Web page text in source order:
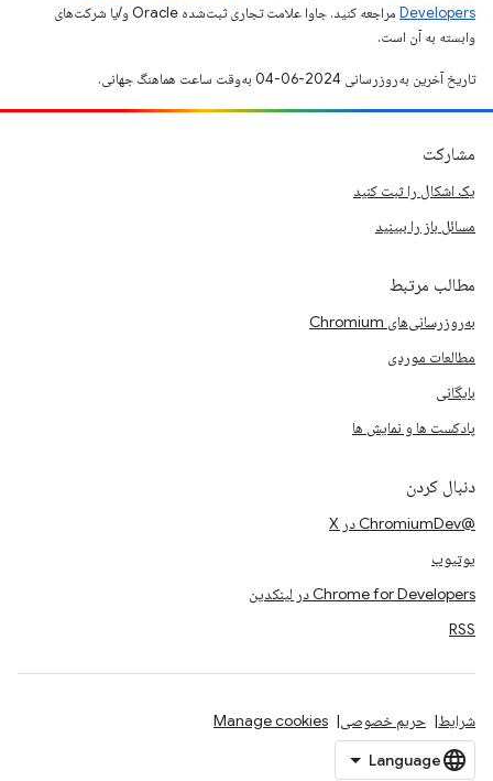
Developers‏
مراجعه کنید. جاوا علامت تجاری ثبت‌شده Oracle و/یا شرکت‌های
وابسته به آن است.
تاریخ آخرین به‌روزرسانی 2024-06-04 به‌وقت ساعت هماهنگ جهانی.
مشارکت
یک اشکال را ثبت کنید
مسائل باز را ببینید
مطالب مرتبط
به‌روزرسانی‌های Chromium
مطالعات موردی
بایگانی
پادکست ها و نمایش ها
دنبال کردن
@ChromiumDev در X
یوتیوب
Chrome for Developers در لینکدین
RSS
شرایط حریم خصوصی Manage cookies